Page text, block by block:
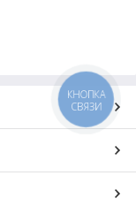
КНОПКА
СВЯЗИ